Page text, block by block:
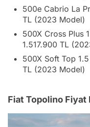
500e Cabrio La
TL (2023 Model)
500X Cross Plus
1.517.900 TL
500X Soft Top
TL (2023 Model)
Fiat Topolino Fiyat